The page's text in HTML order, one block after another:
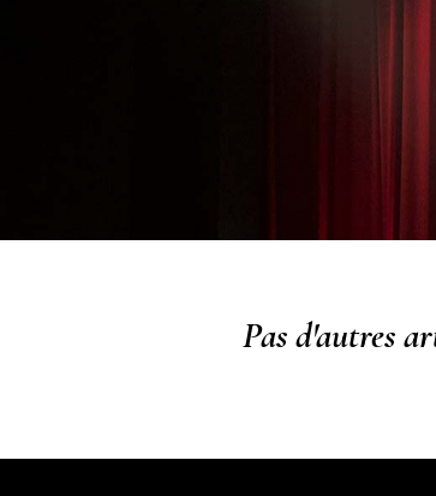
Pas d'autres